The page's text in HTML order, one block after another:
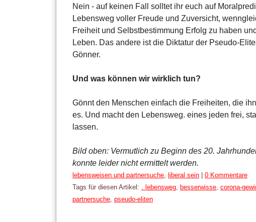
Nein - auf keinen Fall solltet ihr euch auf
Lebensweg voller Freude und Zuversicht,
Freiheit und Selbstbestimmung Erfolg zu haben
Leben. Das andere ist die Diktatur der Pseudo-
Gönner.
Und was können wir wirklich tun?
Gönnt den Menschen einfach die Freiheiten, die
es. Und macht den Lebensweg. eines jeden frei,
lassen.
Bild oben: Vermutlich zu Beginn des 20.
konnte leider nicht ermittelt werden.
Kategorien:
lebensweisen und partnersuche liberal sein | 0 Kommentare
Tags für diesen Artikel:
. lebensweg besserwisse corona-
partnersuche pseudo-eliten